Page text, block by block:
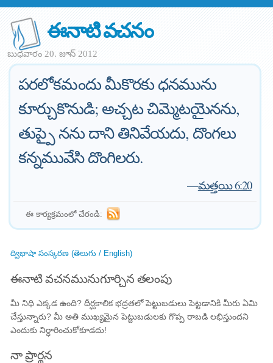
ఈనాటి వచనం
బుధవారం 20. జూన్ 2012
పరలోకమందు మీకొరకు ధనమును
కూర్చుకొనుడి; అచ్చట చిమ్మెటయైనను,
తుప్పై నను దాని తినివేయదు, దొంగలు
కన్నమువేసి దొంగిలరు.
—మత్తయి 6:20
ఈ కార్యక్రమంలో చేరండి:
ద్విభాషా సంస్కరణ (తెలుగు / English)
ఈనాటి వచనమునుగూర్చిన తలంపు
మీ నిధి ఎక్కడ ఉంది? దీర్ఘకాలిక భద్రతలో పెట్టుబడులు పెట్టడానికి మీరు ఏమి
చేస్తున్నారు? మీ అతి ముఖ్యమైన పెట్టుబడులకు గొప్ప రాబడి లభిస్తుందని
ఎందుకు నిర్ధారించుకోకూడదు!
నా ప్రార్థన